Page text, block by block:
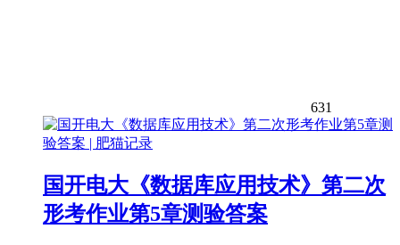
631
国开电大《数据库应用技术》第二次
形考作业第5章测验答案